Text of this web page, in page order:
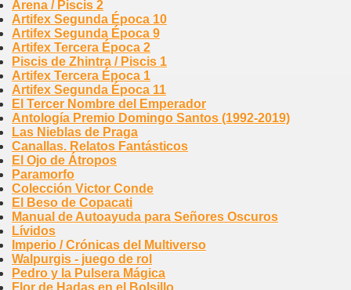
Arena / Piscis 2
Artifex Segunda Época 10
Artifex Segunda Época 9
Artifex Tercera Época 2
Piscis de Zhintra / Piscis 1
Artifex Tercera Época 1
Artifex Segunda Época 11
El Tercer Nombre del Emperador
Antología Premio Domingo Santos (1992-2019)
Las Nieblas de Praga
Canallas. Relatos Fantásticos
El Ojo de Átropos
Paramorfo
Colección Victor Conde
El Beso de Copacati
Manual de Autoayuda para Señores Oscuros
Lívidos
Imperio / Crónicas del Multiverso
Walpurgis - juego de rol
Pedro y la Pulsera Mágica